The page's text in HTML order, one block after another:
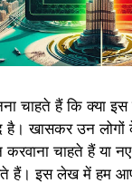
चाहते हैं कि क्या
है। खासकर उन लोगों
चाहते हैं या
हैं। इस लेख में हम